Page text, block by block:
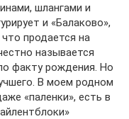
шлангами и
и «Балаково»,
продается на
называется
факту рождения. Но
В моем родном
«паленки», есть в